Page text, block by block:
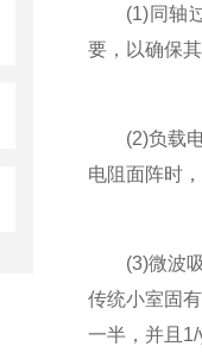
(1)同轴过
要，以确保
(2)负载电
电阻面阵时
(3)微波吸
传统小室固
一半，并且